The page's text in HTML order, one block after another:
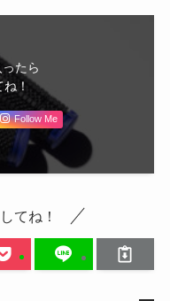
たら
！
Follow Me
てね！